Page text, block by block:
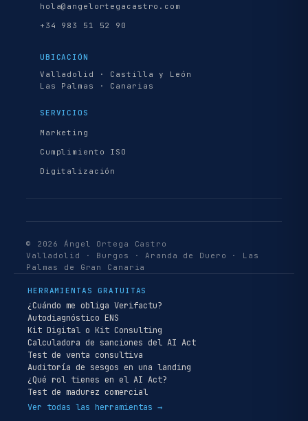
hola@angelortegacastro.com
+34 983 51 52 90
UBICACIÓN
Valladolid · Castilla y León
Las Palmas · Canarias
SERVICIOS
Marketing
Cumplimiento ISO
Digitalización
© 2026 Ángel Ortega Castro
Valladolid · Burgos · Aranda de Duero · Las
Palmas de Gran Canaria
HERRAMIENTAS GRATUITAS
¿Cuándo me obliga Verifactu?
Autodiagnóstico ENS
Kit Digital o Kit Consulting
Calculadora de sanciones del AI Act
Test de venta consultiva
Auditoría de sesgos en una landing
¿Qué rol tienes en el AI Act?
Test de madurez comercial
Ver todas las herramientas →